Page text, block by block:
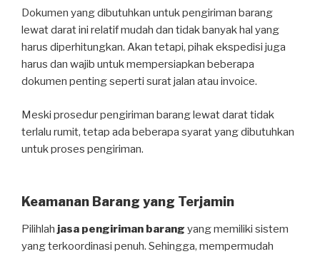
Dokumen yang dibutuhkan untuk pengiriman barang
lewat darat ini relatif mudah dan tidak banyak hal yang
harus diperhitungkan. Akan tetapi, pihak ekspedisi juga
harus dan wajib untuk mempersiapkan beberapa
dokumen penting seperti surat jalan atau invoice.
Meski prosedur pengiriman barang lewat darat tidak
terlalu rumit, tetap ada beberapa syarat yang dibutuhkan
untuk proses pengiriman.
Keamanan Barang yang Terjamin
Pilihlah jasa pengiriman barang yang memiliki sistem
yang terkoordinasi penuh. Sehingga, mempermudah